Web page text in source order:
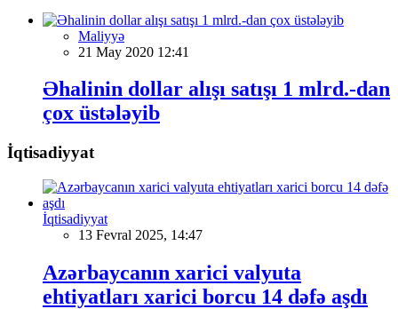
Maliyyə
21 May 2020 12:41
Əhalinin dollar alışı satışı 1 mlrd.-dan
çox üstələyib
İqtisadiyyat
İqtisadiyyat
13 Fevral 2025, 14:47
Azərbaycanın xarici valyuta
ehtiyatları xarici borcu 14 dəfə aşdı